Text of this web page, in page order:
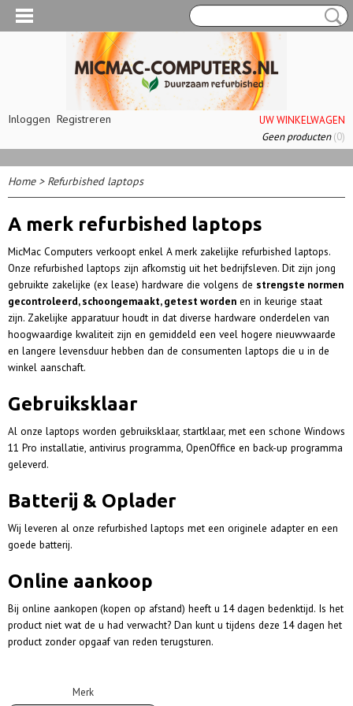
Inloggen Registreren
UW WINKELWAGEN
Geen producten(0)
Home> Refurbished laptops
A merk refurbished laptops
MicMac Computers verkoopt enkel A merk zakelijke refurbished laptops.
Onze refurbished laptops zijn afkomstig uit het bedrijfsleven. Dit zijn jong
gebruikte zakelijke (ex lease) hardware die volgens de strengste normen
gecontroleerd, schoongemaakt, getest worden en in keurige staat
zijn. Zakelijke apparatuur houdt in dat diverse hardware onderdelen van
hoogwaardige kwaliteit zijn en gemiddeld een veel hogere nieuwwaarde
en langere levensduur hebben dan de consumenten laptops die u in de
winkel aanschaft.
Gebruiksklaar
Al onze laptops worden gebruiksklaar, startklaar, met een schone Windows
11 Pro installatie, antivirus programma, OpenOffice en back-up programma
geleverd.
Batterij & Oplader
Wij leveren al onze refurbished laptops met een originele adapter en een
goede batterij.
Online aankoop
Bij online aankopen (kopen op afstand) heeft u 14 dagen bedenktijd. Is het
product niet wat de u had verwacht? Dan kunt u tijdens deze 14 dagen het
product zonder opgaaf van reden terugsturen.
Merk